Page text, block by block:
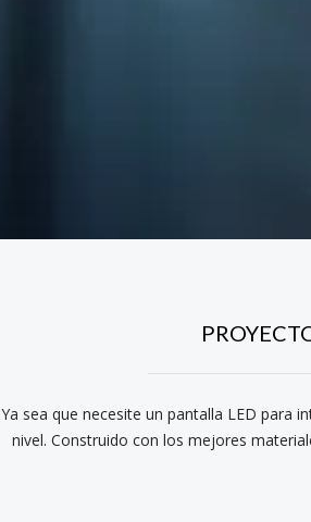
Ya sea que necesite un pantalla LED para
nivel. Construido con los mejores